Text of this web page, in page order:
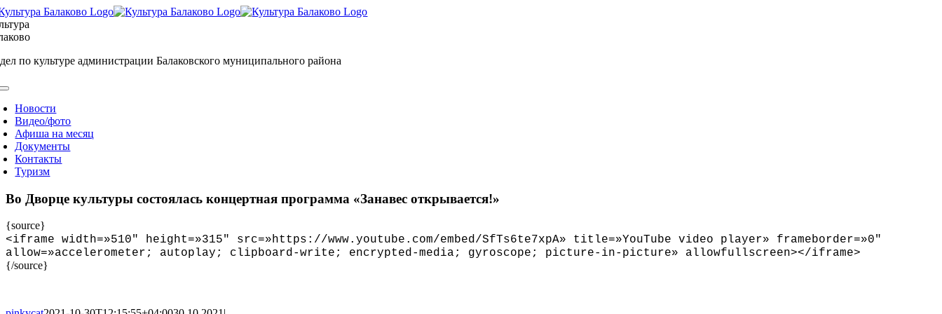
Skip
to
content
по культуре администрации Балаковского муниципального района
Новости
Видео/фото
Афиша на месяц
Документы
Контакты
Туризм
Во Дворце культуры состоялась концертная программа «Занавес открывается!»
{source}
<iframe width=»510″ height=»315″ src=»https://www.youtube.com/embed/SfTs6te7xpA» title=»YouTube video player» frameborder=»0″
allow=»accelerometer; autoplay; clipboard-write; encrypted-media; gyroscope; picture-in-picture» allowfullscreen></iframe>
{/source}